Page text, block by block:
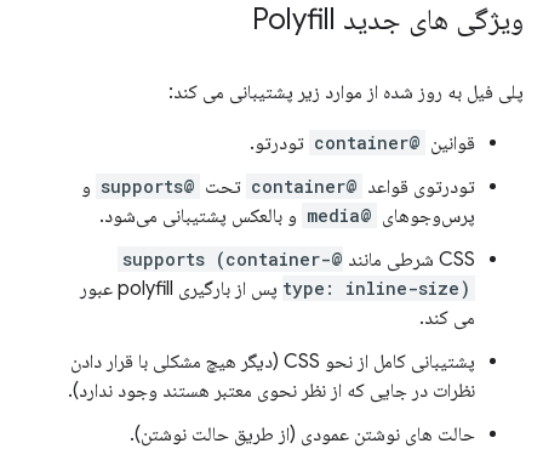
ویژگی های جدید Polyfill
پلی فیل به روز شده از موارد زیر پشتیبانی می کند:
قوانین @container
تودرتو.
تودرتوی قواعد @container تحت @supports
و
پرس‌وجوهای @media
و بالعکس پشتیبانی می‌شود.
CSS شرطی مانند
@supports (container-
type: inline-size)
پس از بارگیری polyfill عبور
می کند.
پشتیبانی کامل از نحو CSS (دیگر هیچ مشکلی با قرار دادن
نظرات در جایی که از نظر نحوی معتبر هستند وجود ندارد).
حالت های نوشتن عمودی (از طریق حالت نوشتن).